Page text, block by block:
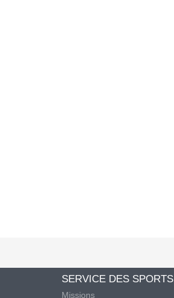
SERVICE DES SPORTS
Missions